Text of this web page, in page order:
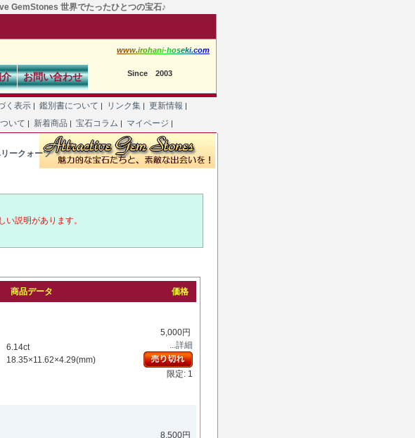
GemStones 世界でたったひとつの宝石♪
www.irohani-hoseki.com
お問い合わせ Since 2003
く表示 | 鑑別書について | リンク集 | 更新情報 |
いて | 新着商品 | 宝石コラム | マイページ |
ークォーツ
説明があります。
商品データ 価格
6.14ct
18.35×11.62×4.29(mm)
5,000円
...詳細
限定: 1
8,500円